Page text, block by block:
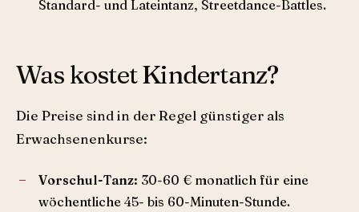
Standard- und Lateintanz, Streetdance-Battles.
Was kostet Kindertanz?
Die Preise sind in der Regel günstiger als
Erwachsenenkurse:
Vorschul-Tanz: 30-60 € monatlich für eine
wöchentliche 45- bis 60-Minuten-Stunde.